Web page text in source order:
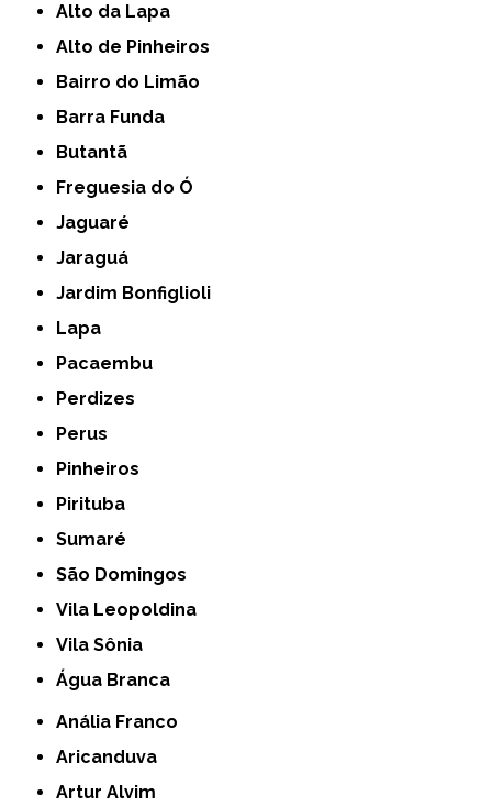
Alto da Lapa
Alto de Pinheiros
Bairro do Limão
Barra Funda
Butantã
Freguesia do Ó
Jaguaré
Jaraguá
Jardim Bonfiglioli
Lapa
Pacaembu
Perdizes
Perus
Pinheiros
Pirituba
Sumaré
São Domingos
Vila Leopoldina
Vila Sônia
Água Branca
Anália Franco
Aricanduva
Artur Alvim